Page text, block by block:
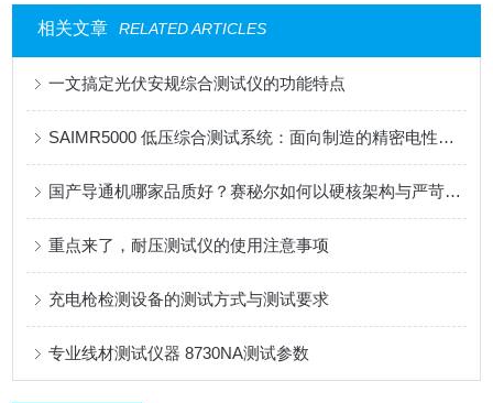
相关文章 RELATED ARTICLES
一文搞定光伏安规综合测试仪的功能特点
SAIMR5000 低压综合测试系统：面向制造的精密电性能测试平台
国产导通机哪家品质好？赛秘尔如何以硬核架构与严苛管控铸就产品质量
重点来了，耐压测试仪的使用注意事项
充电枪检测设备的测试方式与测试要求
专业线材测试仪器 8730NA测试参数